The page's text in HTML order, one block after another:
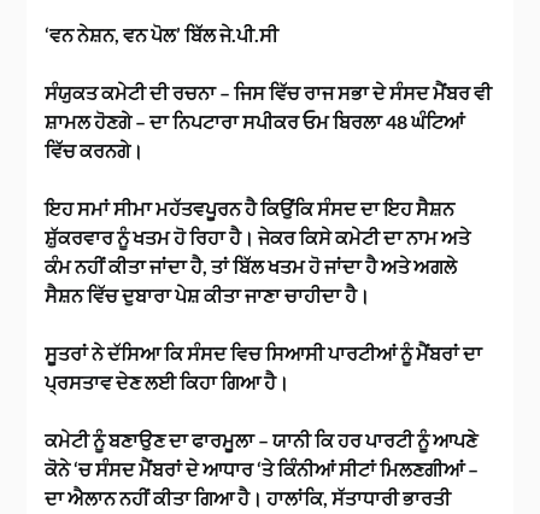
‘ਵਨ ਨੇਸ਼ਨ, ਵਨ ਪੋਲ’ ਬਿੱਲ ਜੇ.ਪੀ.ਸੀ
ਸੰਯੁਕਤ ਕਮੇਟੀ ਦੀ ਰਚਨਾ – ਜਿਸ ਵਿੱਚ ਰਾਜ ਸਭਾ ਦੇ ਸੰਸਦ ਮੈਂਬਰ ਵੀ
ਸ਼ਾਮਲ ਹੋਣਗੇ – ਦਾ ਨਿਪਟਾਰਾ ਸਪੀਕਰ ਓਮ ਬਿਰਲਾ 48 ਘੰਟਿਆਂ
ਵਿੱਚ ਕਰਨਗੇ।
ਇਹ ਸਮਾਂ ਸੀਮਾ ਮਹੱਤਵਪੂਰਨ ਹੈ ਕਿਉਂਕਿ ਸੰਸਦ ਦਾ ਇਹ ਸੈਸ਼ਨ
ਸ਼ੁੱਕਰਵਾਰ ਨੂੰ ਖਤਮ ਹੋ ਰਿਹਾ ਹੈ। ਜੇਕਰ ਕਿਸੇ ਕਮੇਟੀ ਦਾ ਨਾਮ ਅਤੇ
ਕੰਮ ਨਹੀਂ ਕੀਤਾ ਜਾਂਦਾ ਹੈ, ਤਾਂ ਬਿੱਲ ਖਤਮ ਹੋ ਜਾਂਦਾ ਹੈ ਅਤੇ ਅਗਲੇ
ਸੈਸ਼ਨ ਵਿੱਚ ਦੁਬਾਰਾ ਪੇਸ਼ ਕੀਤਾ ਜਾਣਾ ਚਾਹੀਦਾ ਹੈ।
ਸੂਤਰਾਂ ਨੇ ਦੱਸਿਆ ਕਿ ਸੰਸਦ ਵਿਚ ਸਿਆਸੀ ਪਾਰਟੀਆਂ ਨੂੰ ਮੈਂਬਰਾਂ ਦਾ
ਪ੍ਰਸਤਾਵ ਦੇਣ ਲਈ ਕਿਹਾ ਗਿਆ ਹੈ।
ਕਮੇਟੀ ਨੂੰ ਬਣਾਉਣ ਦਾ ਫਾਰਮੂਲਾ – ਯਾਨੀ ਕਿ ਹਰ ਪਾਰਟੀ ਨੂੰ ਆਪਣੇ
ਕੋਨੇ ‘ਚ ਸੰਸਦ ਮੈਂਬਰਾਂ ਦੇ ਆਧਾਰ ‘ਤੇ ਕਿੰਨੀਆਂ ਸੀਟਾਂ ਮਿਲਣਗੀਆਂ –
ਦਾ ਐਲਾਨ ਨਹੀਂ ਕੀਤਾ ਗਿਆ ਹੈ। ਹਾਲਾਂਕਿ, ਸੱਤਾਧਾਰੀ ਭਾਰਤੀ